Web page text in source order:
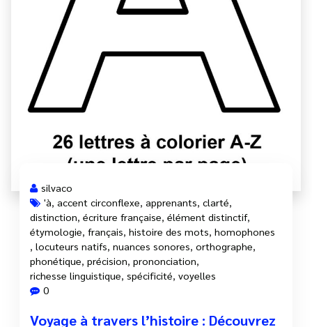
silvaco
'à, accent circonflexe, apprenants, clarté,
distinction, écriture française, élément distinctif,
étymologie, français, histoire des mots, homophones
, locuteurs natifs, nuances sonores, orthographe,
phonétique, précision, prononciation,
richesse linguistique, spécificité, voyelles
0
Voyage à travers l’histoire : Découvrez